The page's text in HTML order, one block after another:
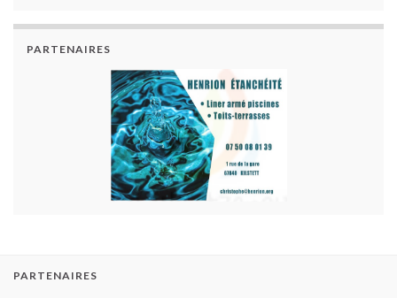
PARTENAIRES